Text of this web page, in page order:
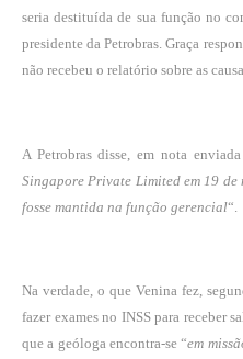
seria destituída de sua função no
presidente da Petrobras. Graça
não recebeu o relatório sobre as
A Petrobras disse, em nota
Singapore Private Limited em 19 de
fosse mantida na função gerencial“.
Na verdade, o que Venina fez,
fazer exames no INSS para receber
que a geóloga encontra-se “em